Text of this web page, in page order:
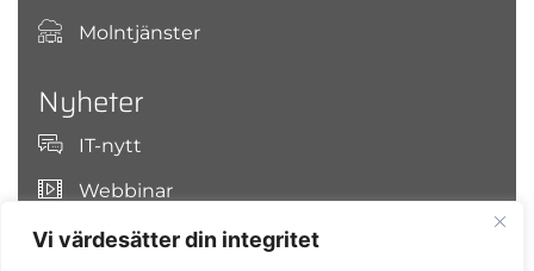
Vi värdesätter din integritet
Molntjänster
Nyheter
IT-nytt
Webbinar
Sök på OJCO Secure IT